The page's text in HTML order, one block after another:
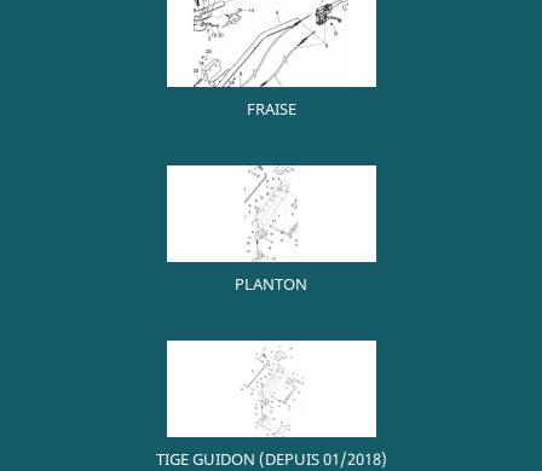
FRAISE
PLANTON
TIGE GUIDON (DEPUIS 01/2018)